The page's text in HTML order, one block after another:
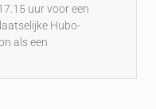
uur voor een
Hubo-
als een